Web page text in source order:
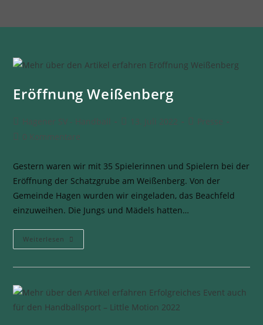
Eröffnung Weißenberg
Hagener SV - Handball 13. Juli 2022
Presse
0 Kommentare
Gestern waren wir mit 35 Spielerinnen und Spielern bei der
Eröffnung der Schatzgrube am Weißenberg. Von der
Gemeinde Hagen wurden wir eingeladen, das Beachfeld
einzuweihen. Die Jungs und Mädels hatten…
Weiterlesen